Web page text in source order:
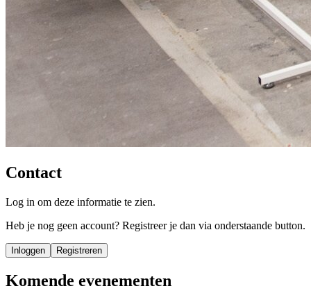
Contact
Log in om deze informatie te zien.
Heb je nog geen account? Registreer je dan via onderstaande button.
Inloggen Registreren
Komende evenementen